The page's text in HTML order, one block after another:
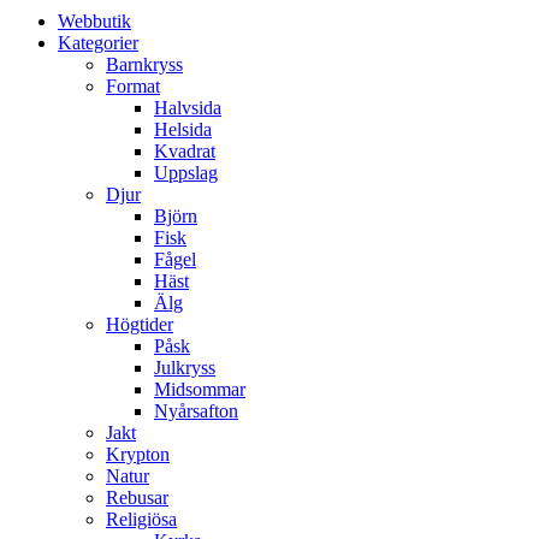
Webbutik
Kategorier
Barnkryss
Format
Halvsida
Helsida
Kvadrat
Uppslag
Djur
Björn
Fisk
Fågel
Häst
Älg
Högtider
Påsk
Julkryss
Midsommar
Nyårsafton
Jakt
Krypton
Natur
Rebusar
Religiösa